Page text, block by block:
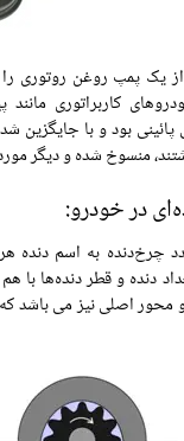
یک پمپ روغن روتوری را
کاربراتوری مانند
بود و با جایگزین‌
منسوخ شده و دیگر
در خودرو:
چرخ‌دنده به اسم دنده
دنده و قطر دنده‌ها با
محور اصلی نیز می باشد